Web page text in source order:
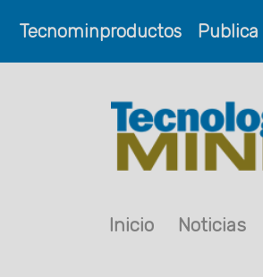
Tecnominproductos
Inicio Noticias